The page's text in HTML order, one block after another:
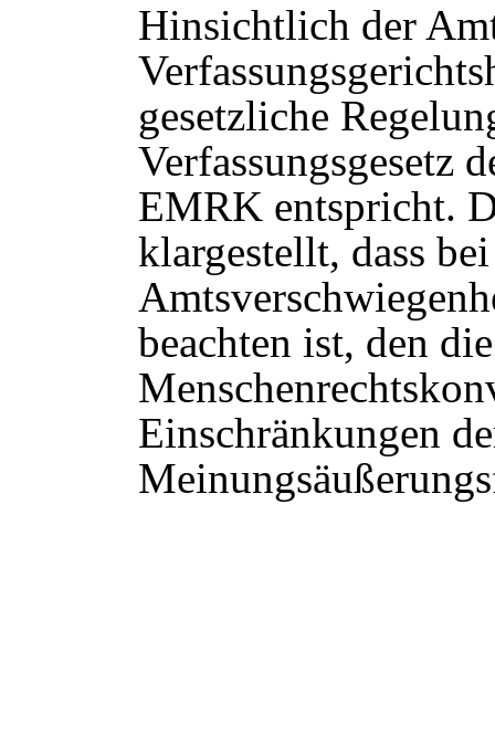
Hinsichtlich der
gesetzliche
Verfassungsgesetz
EMRK entspricht.
klargestellt, dass
beachten ist, den die
Einschränkungen